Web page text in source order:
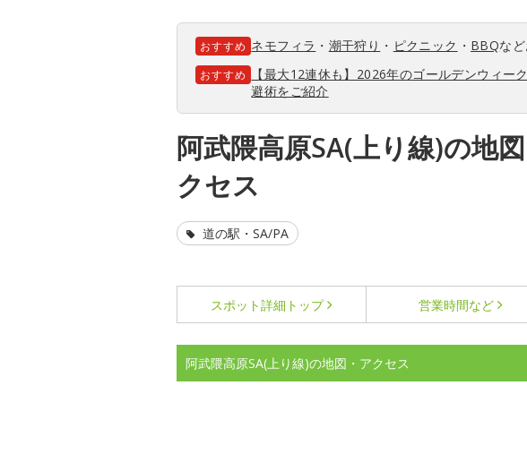
おすすめ ネモフィラ ・ 潮干狩り ・ ピクニック ・ BBQな
おすすめ
【最大12連休も】2026年のゴールデンウィー
避術をご紹介
阿武隈高原SA(上り線)の地
クセス
道の駅・SA/PA
スポット詳細 トップ 営業時間など
阿武隈高原SA(上り線)の地図・アクセス